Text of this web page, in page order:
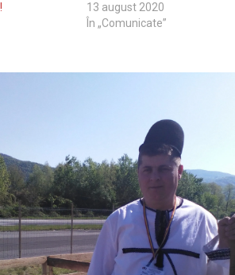
13 august 2020
În „Comunicate”